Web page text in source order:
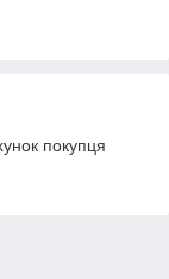
покупця